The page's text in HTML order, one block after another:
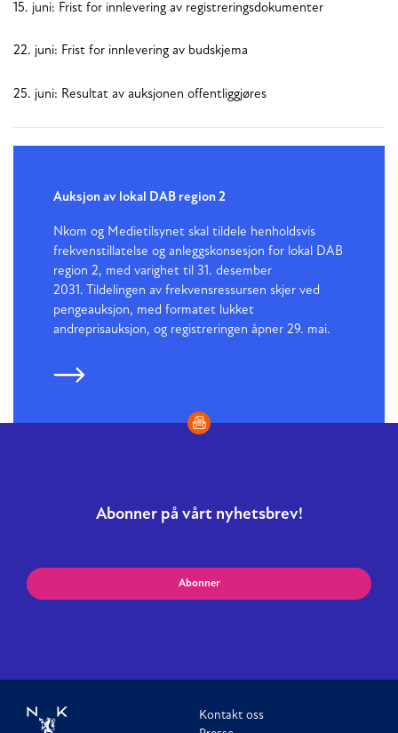
15. juni: Frist for innlevering av registreringsdokumenter
22. juni: Frist for innlevering av budskjema
25. juni: Resultat av auksjonen offentliggjøres
Auksjon av lokal DAB region 2
Nkom og Medietilsynet skal tildele henholdsvis
frekvenstillatelse og anleggskonsesjon for lokal DAB
region 2, med varighet til 31. desember
2031. Tildelingen av frekvensressursen skjer ved
pengeauksjon, med formatet lukket
andreprisauksjon, og registreringen åpner 29. mai.
Abonner på vårt nyhetsbrev!
Abonner
Kontakt oss